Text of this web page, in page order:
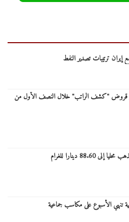
إيران ترتيبات تصدير النفط
قروض "كشف الراتب" خلال النصف الأول من
88.60 دينارا للغرام
تنهي الأسبوع على مكاسب جماعية